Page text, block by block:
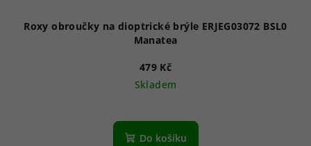
Roxy obroučky na dioptrické brýle ERJEG03072 BSL0
Manatea
479 Kč
Skladem
Do košíku